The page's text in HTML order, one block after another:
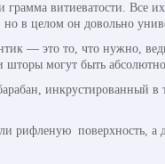
витиеватости. Все их
но в целом он довольно
— это то, что нужно,
шторы могут быть
инкрустированный
рифленую поверхность,